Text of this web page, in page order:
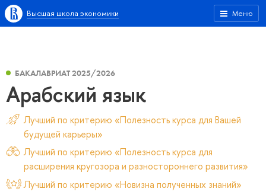
Меню
Высшая школа экономики
БАКАЛАВРИАТ 2025/2026
Арабский язык
Лучший по критерию «Полезность курса для Вашей
будущей карьеры»
Лучший по критерию «Полезность курса для
расширения кругозора и разностороннего развития»
Лучший по критерию «Новизна полученных знаний»